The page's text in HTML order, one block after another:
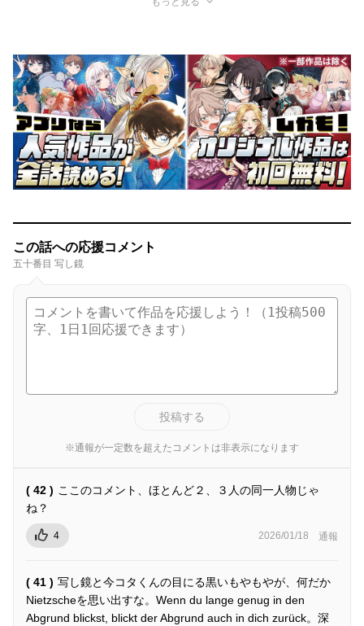
この話への応援コメント
五十番目 写し鏡
投稿する
※通報が一定数を超えたコメントは非表示になります
( 42 ) ここのコメント、ほとんど２、３人の同一人物じゃ
ね？
4 2026/01/18 通報
( 41 ) 写し鏡と今コタくんの目にる黒いもやもやが、何だか
Nietzscheを思い出すな。Wenn du lange genug in den
Abgrund blickst, blickt der Abgrund auch in dich zurück。深